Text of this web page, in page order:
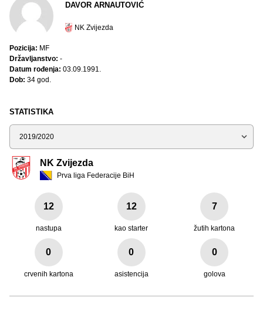
STATISTIKA
Sezona
NK Zvijezda
Prva liga Federacije BiH
12
nastupa
12
kao starter
7
žutih kartona
0
crvenih kartona
0
asistencija
0
golova
DAVOR ARNAUTOVIĆ
NK Zvijezda
Pozicija: MF
Državljanstvo: -
Datum rođenja: 03.09.1991.
Dob: 34 god.